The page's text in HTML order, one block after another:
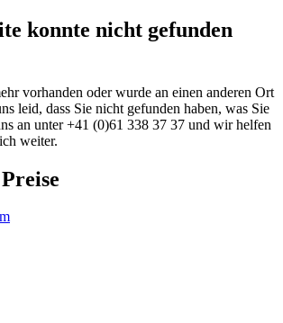
konnte nicht gefunden
vorhanden oder wurde an einen anderen Ort
leid, dass Sie nicht gefunden haben, was Sie
an unter +41 (0)61 338 37 37 und wir helfen
weiter.